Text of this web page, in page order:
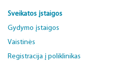
Sveikatos įstaigos
Gydymo įstaigos
Vaistinės
Registracija į poliklinikas